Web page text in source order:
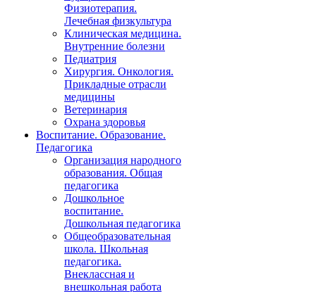
Физиотерапия.
Лечебная физкультура
Клиническая медицина.
Внутренние болезни
Педиатрия
Хирургия. Онкология.
Прикладные отрасли
медицины
Ветеринария
Охрана здоровья
Воспитание. Образование.
Педагогика
Организация народного
образования. Общая
педагогика
Дошкольное
воспитание.
Дошкольная педагогика
Общеобразовательная
школа. Школьная
педагогика.
Внеклассная и
внешкольная работа